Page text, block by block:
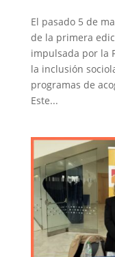
El pasado 5 de
de la primera
impulsada por la
la inclusión
programas de
Este...